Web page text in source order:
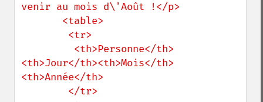
venir au mois d\'Août !</p>
<th>Jour</th><th>Mois</th>
<th>Année</th>